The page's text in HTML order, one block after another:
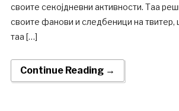
своите секојдневни активности. Таа
своите фанови и следбеници на твитер,
таа […]
Continue Reading →